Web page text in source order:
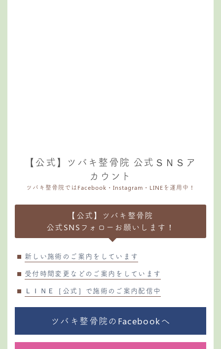
【公式】ツバキ整骨院 公式ＳＮＳア
カウント
ツバキ整骨院ではFacebook・Instagram・LINEを運用中！
【公式】ツバキ整骨院
公式SNSフォローお願いします！
新しい施術のご案内をしています
受付時間変更などのご案内をしています
ＬＩＮＥ［公式］で施術のご案内配信中
ツバキ整骨院のFacebookへ